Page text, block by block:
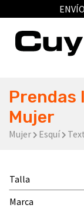
Prendas
Mujer
Mujer Esquí
Talla
Marca